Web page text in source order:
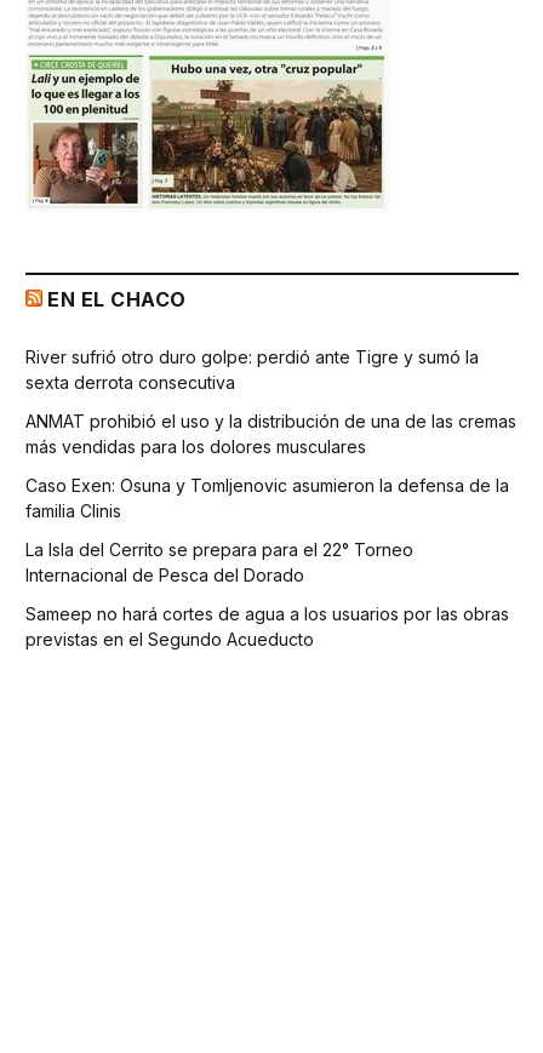
EN EL CHACO
River sufrió otro duro golpe: perdió ante Tigre y sumó la
sexta derrota consecutiva
ANMAT prohibió el uso y la distribución de una de las cremas
más vendidas para los dolores musculares
Caso Exen: Osuna y Tomljenovic asumieron la defensa de la
familia Clinis
La Isla del Cerrito se prepara para el 22° Torneo
Internacional de Pesca del Dorado
Sameep no hará cortes de agua a los usuarios por las obras
previstas en el Segundo Acueducto